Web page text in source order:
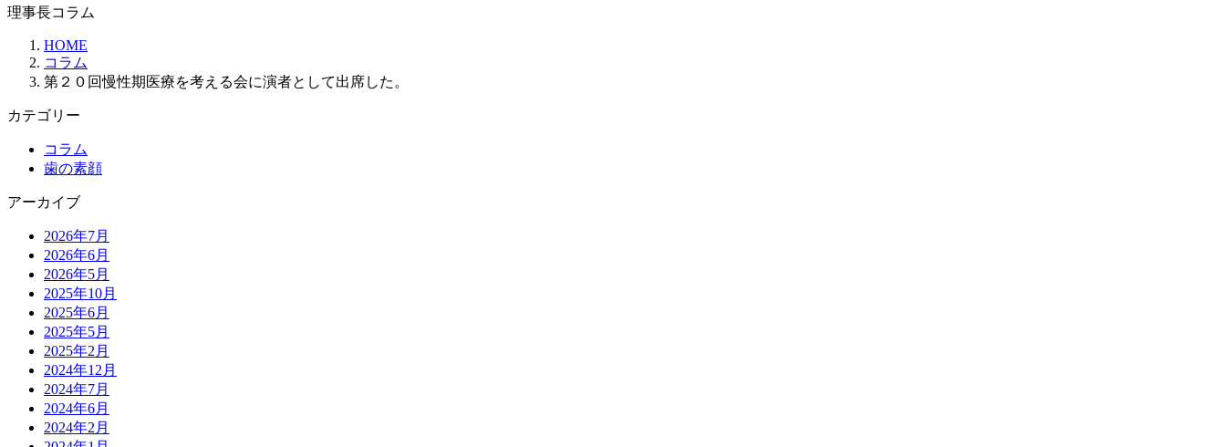
理事長コラム
HOME
コラム
第２０回慢性期医療を考える会に演者として出席した。
カテゴリー
コラム
歯の素顔
アーカイブ
2026年7月
2026年6月
2026年5月
2025年10月
2025年6月
2025年5月
2025年2月
2024年12月
2024年7月
2024年6月
2024年2月